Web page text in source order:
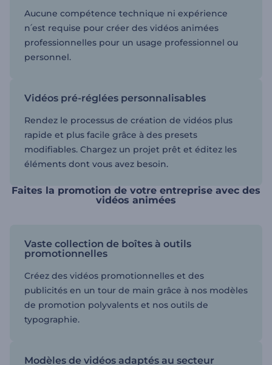
Aucune compétence technique ni expérience
n՛est requise pour créer des vidéos animées
professionnelles pour un usage professionnel ou
personnel.
Vidéos pré-réglées personnalisables
Rendez le processus de création de vidéos plus
rapide et plus facile grâce à des presets
modifiables. Chargez un projet prêt et éditez les
éléments dont vous avez besoin.
Faites la promotion de votre entreprise avec des
vidéos animées
Vaste collection de boîtes à outils
promotionnelles
Créez des vidéos promotionnelles et des
publicités en un tour de main grâce à nos modèles
de promotion polyvalents et nos outils de
typographie.
Modèles de vidéos adaptés au secteur